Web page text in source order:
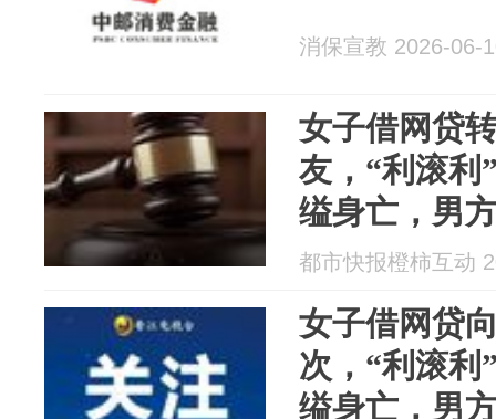
消保宣教 2026-06-
女子借网贷
友，“利滚利
缢身亡，男
都市快报橙柿互动
女子借网贷
次，“利滚利
缢身亡，男